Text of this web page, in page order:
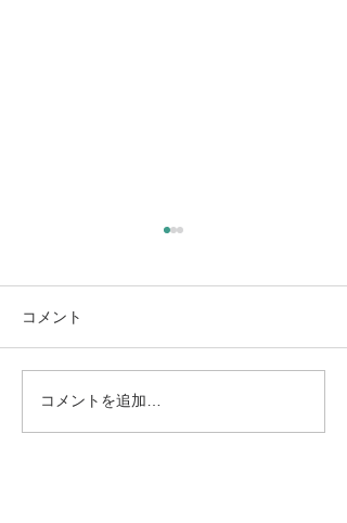
8/13（木）L’instant（ラン
スタン）｜高木日向子、
コメント
コメントを追加…